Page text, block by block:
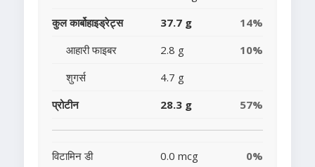
कुल कार्बोहाइड्रेट्स
37.7 g
14%
आहारी फाइबर
2.8 g
10%
शुगर्स
4.7 g
प्रोटीन
28.3 g 57%
विटामिन डी 0.0 mcg
0%